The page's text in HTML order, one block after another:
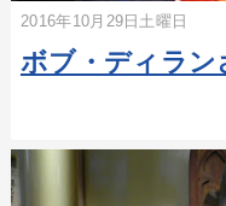
2016年10月29日土曜日
ボブ・ディラン